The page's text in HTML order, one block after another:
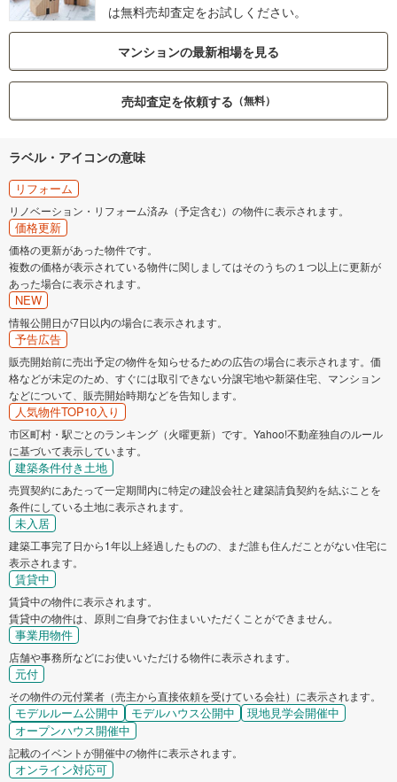
は無料売却査定をお試しください。
マンションの最新相場を見る
売却査定を依頼する （無料）
ラベル・アイコンの意味
リフォーム
リノベーション・リフォーム済み（予定含む）の物件に表示されます。
価格更新
価格の更新があった物件です。
複数の価格が表示されている物件に関しましてはそのうちの１つ以上に更新が
あった場合に表示されます。
NEW
情報公開日が7日以内の場合に表示されます。
予告広告
販売開始前に売出予定の物件を知らせるための広告の場合に表示されます。価
格などが未定のため、すぐには取引できない分譲宅地や新築住宅、マンション
などについて、販売開始時期などを告知します。
人気物件TOP10入り
市区町村・駅ごとのランキング（火曜更新）です。Yahoo!不動産独自のルール
に基づいて表示しています。
建築条件付き土地
売買契約にあたって一定期間内に特定の建設会社と建築請負契約を結ぶことを
条件にしている土地に表示されます。
未入居
建築工事完了日から1年以上経過したものの、まだ誰も住んだことがない住宅に
表示されます。
賃貸中
賃貸中の物件に表示されます。
賃貸中の物件は、原則ご自身でお住まいいただくことができません。
事業用物件
店舗や事務所などにお使いいただける物件に表示されます。
元付
その物件の元付業者（売主から直接依頼を受けている会社）に表示されます。
モデルルーム公開中 モデルハウス公開中
現地見学会開催中
オープンハウス開催中
記載のイベントが開催中の物件に表示されます。
オンライン対応可